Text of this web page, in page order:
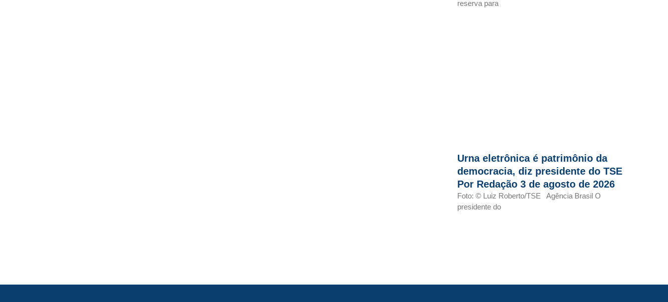
reserva para
Urna eletrônica é patrimônio da
democracia, diz presidente do TSE
Por Redação 3 de agosto de 2026
Foto: © Luiz Roberto/TSE Agência Brasil O
presidente do